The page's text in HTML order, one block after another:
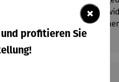
Länge des Armbands ist
Einheit und
×
profitieren Sie